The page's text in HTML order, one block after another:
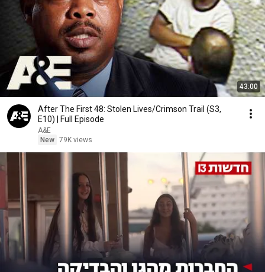
43:00
After The First 48: Stolen Lives/Crimson Trail (S3,
E10) | Full Episode
A&E
New 79K views